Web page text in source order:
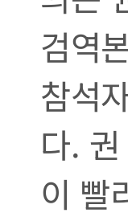
검역
참석
다.
이 빨